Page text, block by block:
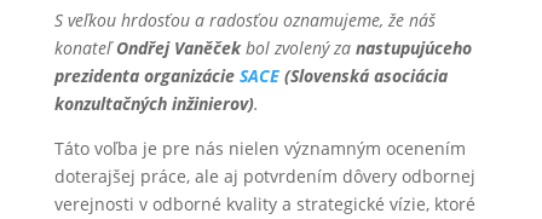
S veľkou hrdosťou a radosťou oznamujeme, že náš
konateľOndřej Vaněčekbol zvolený za nastupujúceho
prezidenta organizácie SACE(Slovenská asociácia
konzultačných inžinierov).
Táto voľba je pre nás nielen významným ocenením
doterajšej práce, ale aj potvrdením dôvery odbornej
verejnosti v odborné kvality a strategické vízie, ktoré